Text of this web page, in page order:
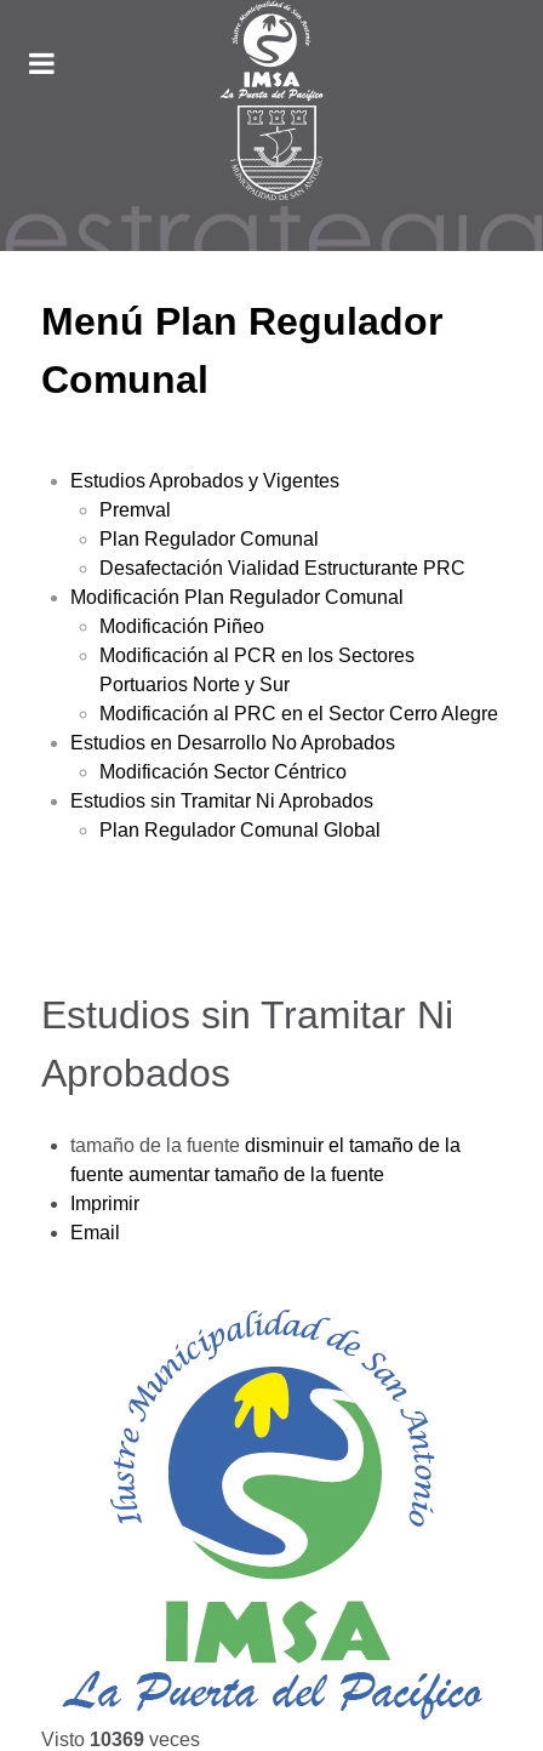
Menú Plan Regulador
Comunal
Estudios Aprobados y Vigentes
Premval
Plan Regulador Comunal
Desafectación Vialidad Estructurante PRC
Modificación Plan Regulador Comunal
Modificación Piñeo
Modificación al PCR en los Sectores
Portuarios Norte y Sur
Modificación al PRC en el Sector Cerro Alegre
Estudios en Desarrollo No Aprobados
Modificación Sector Céntrico
Estudios sin Tramitar Ni Aprobados
Plan Regulador Comunal Global
Estudios sin Tramitar Ni
Aprobados
tamaño de la fuente disminuir el tamaño de la
fuente aumentar tamaño de la fuente
Imprimir
Email
Visto 10369 veces